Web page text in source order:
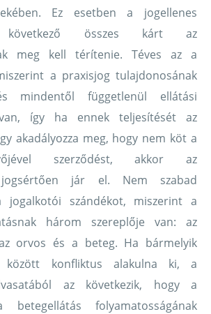
Ez esetben a jogellenes
következő összes kárt az
meg kell térítenie. Téves az a
a praxisjog tulajdonosának
mindentől függetlenül ellátási
van, így ha ennek teljesítését az
akadályozza meg, hogy nem köt a
szerződést, akkor az
jogsértően jár el. Nem szabad
jogalkotói szándékot, miszerint a
három szereplője van: az
orvos és a beteg. Ha bármelyik
között konfliktus alakulna ki, a
az következik, hogy a
betegellátás folyamatosságának